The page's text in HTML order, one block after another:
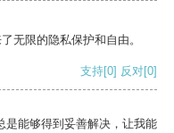
无限的隐私保护和自由。
支持[0] 反对[0]
是能够得到妥善解决，让我能